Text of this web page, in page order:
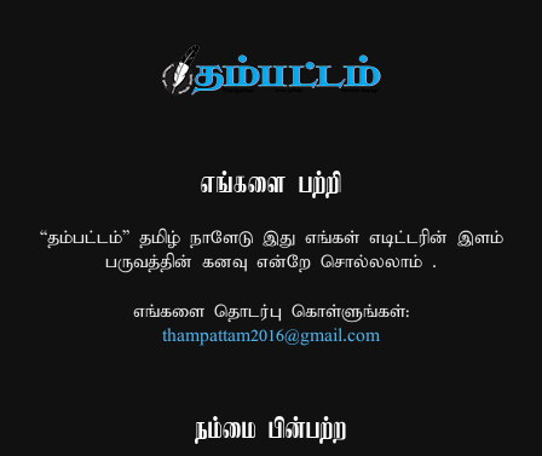
எங்களை பற்றி
“தம்பட்டம்” தமிழ் நாளேடு இது எங்கள் எடிட்டரின் இளம்
பருவத்தின் கனவு என்றே சொல்லலாம் .
எங்களை தொடர்பு கொள்ளுங்கள்:
thampattam2016@gmail.com
நம்மை பின்பற்ற